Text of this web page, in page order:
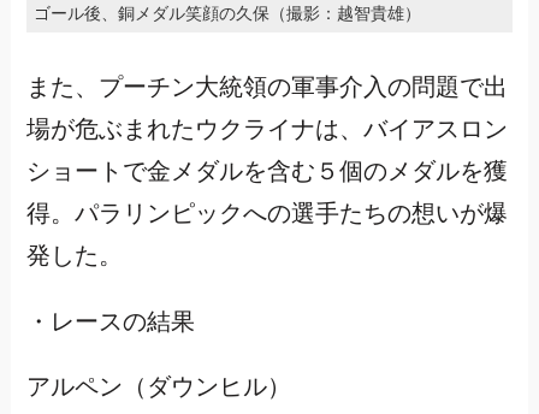
ゴール後、銅メダル笑顔の久保（撮影：越智貴雄）
また、プーチン大統領の軍事介入の問題で出
場が危ぶまれたウクライナは、バイアスロン
ショートで金メダルを含む５個のメダルを獲
得。パラリンピックへの選手たちの想いが爆
発した。
・レースの結果
アルペン（ダウンヒル）